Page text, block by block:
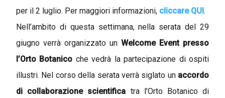
per il 2 luglio. Per maggiori informazioni, cliccare QUI.
Nell’ambito di questa settimana, nella serata del 29
giugno verrà organizzato un Welcome Event presso
l’Orto Botanico che vedrà la partecipazione di ospiti
illustri. Nel corso della serata verrà siglato un accordo
di collaborazione scientifica tra l'Orto Botanico di